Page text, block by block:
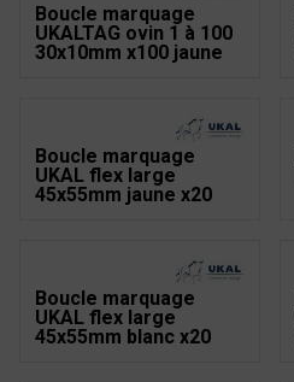
Boucle marquage
UKALTAG ovin 1 à 100
30x10mm x100 jaune
Boucle marquage
UKAL flex large
45x55mm jaune x20
Boucle marquage
UKAL flex large
45x55mm blanc x20